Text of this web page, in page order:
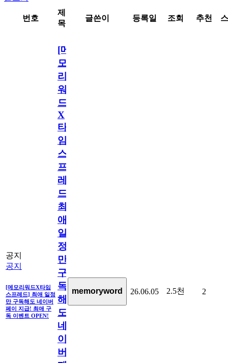
번호
제
목
글쓴이 등록일 조회 추천
공지
공지
[메모리워드X타임
스프레드] 최애 일정
만 구독해도 네이버
페이 지급! 최애 구
독 이벤트 OPEN!
[메
모
리
워
드
X
타
임
스
프
레
드]
최
애
일
정
만
구
독
해
도
네
이
버
memoryword 26.06.05 2.5천 2